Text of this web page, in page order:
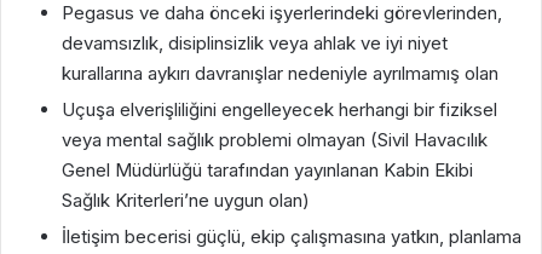
Pegasus ve daha önceki işyerlerindeki görevlerinden,
devamsızlık, disiplinsizlik veya ahlak ve iyi niyet
kurallarına aykırı davranışlar nedeniyle ayrılmamış olan
Uçuşa elverişliliğini engelleyecek herhangi bir fiziksel
veya mental sağlık problemi olmayan (Sivil Havacılık
Genel Müdürlüğü tarafından yayınlanan Kabin Ekibi
Sağlık Kriterleri’ne uygun olan)
İletişim becerisi güçlü, ekip çalışmasına yatkın, planlama